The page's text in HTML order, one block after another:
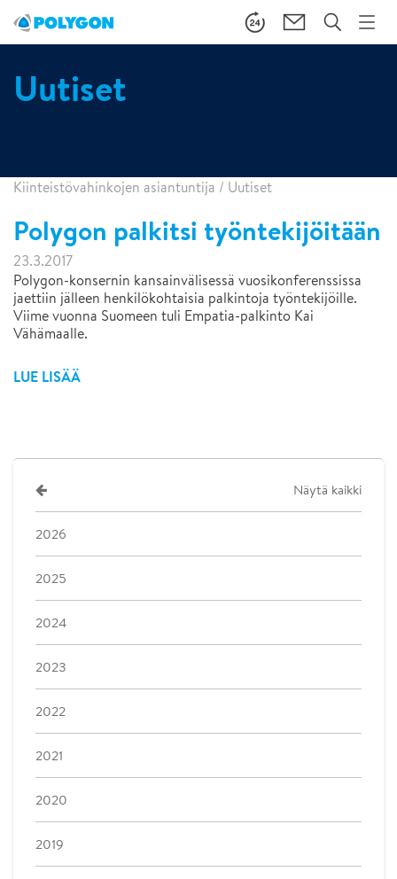
Uutiset
Kiinteistövahinkojen asiantuntija / Uutiset
Polygon palkitsi työntekijöitään
23.3.2017
Polygon-konsernin kansainvälisessä vuosikonferenssissa
jaettiin jälleen henkilökohtaisia palkintoja työntekijöille.
Viime vuonna Suomeen tuli Empatia-palkinto Kai
Vähämaalle.
LUE LISÄÄ
Näytä kaikki
2026
2025
2024
2023
2022
2021
2020
2019